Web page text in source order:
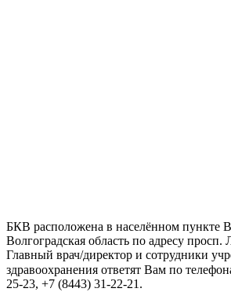
БКВ расположена в населённом пункте
Волгоградская область по адресу просп.
Главный врач/директор и сотрудники
здравоохранения ответят Вам по
25-23, +7 (8443) 31-22-21.